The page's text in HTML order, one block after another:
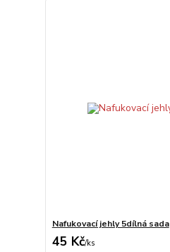
Nafukovací jehly 5dílná sada
45 Kč/ks